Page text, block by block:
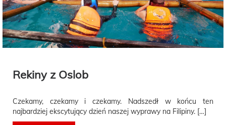
Rekiny z Oslob
Czekamy, czekamy i czekamy. Nadszedł w końcu ten
najbardziej ekscytujący dzień naszej wyprawy na Filipiny. […]